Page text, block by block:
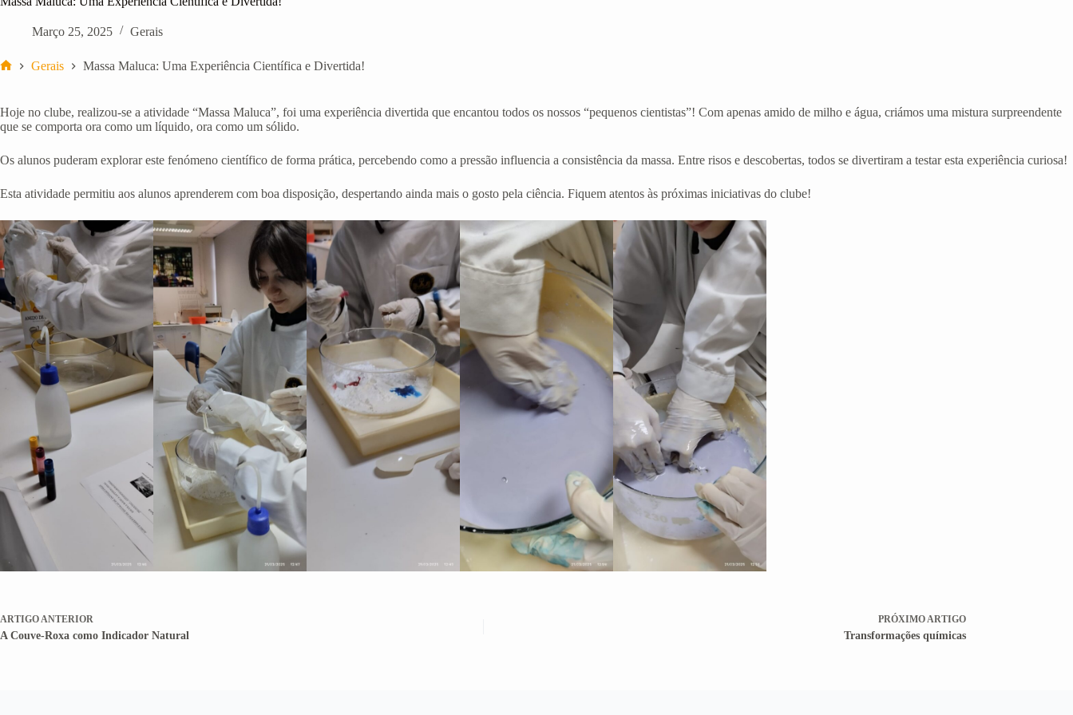
Março 25, 2025 Gerais
Gerais Massa Maluca: Uma Experiência Científica e Divertida!
Hoje no clube, realizou-se a atividade “Massa Maluca”, foi uma experiência divertida que encantou todos os nossos “pequenos cientistas”! Com apenas amido de milho e água, criámos uma mistura surpreendente
que se comporta ora como um líquido, ora como um sólido.
Os alunos puderam explorar este fenómeno científico de forma prática, percebendo como a pressão influencia a consistência da massa. Entre risos e descobertas, todos se divertiram a testar esta experiência curiosa!
Esta atividade permitiu aos alunos aprenderem com boa disposição, despertando ainda mais o gosto pela ciência. Fiquem atentos às próximas iniciativas do clube!
ARTIGOANTERIOR
A Couve-Roxa como Indicador Natural
PRÓXIMOARTIGO
Transformações químicas